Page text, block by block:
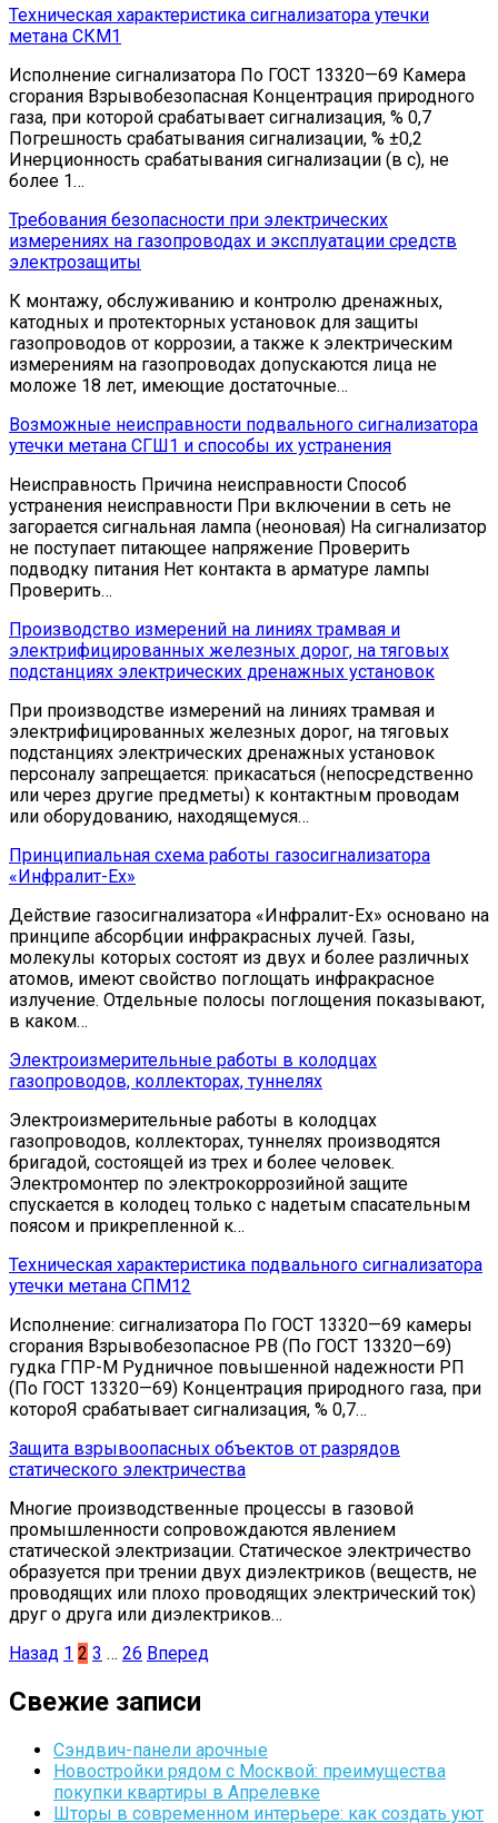
Техническая характеристика сигнализатора утечки
метана СКМ1
Исполнение сигнализатора По ГОСТ 13320—69 Камера
сгорания Взрывобезопасная Концентрация природного
газа, при которой срабатывает сигнализация, % 0,7
Погрешность срабатывания сигнализации, % ±0,2
Инерционность срабатывания сигнализации (в с), не
более 1…
Требования безопасности при электрических
измерениях на газопроводах и эксплуатации средств
электрозащиты
К монтажу, обслуживанию и контролю дренажных,
катодных и протекторных установок для защиты
газопроводов от коррозии, а также к электрическим
измерениям на газопроводах допускаются лица не
моложе 18 лет, имеющие достаточные…
Возможные неисправности подвального сигнализатора
утечки метана СГШ1 и способы их устранения
Неисправность Причина неисправности Способ
устранения неисправности При включении в сеть не
загорается сигнальная лампа (неоновая) На сигнализатор
не поступает питающее напряжение Проверить
подводку питания Нет контакта в арматуре лампы
Проверить…
Производство измерений на линиях трамвая и
электрифицированных железных дорог, на тяговых
подстанциях электрических дренажных установок
При производстве измерений на линиях трамвая и
электрифицированных железных дорог, на тяговых
подстанциях электрических дренажных установок
персоналу запрещается: прикасаться (непосредственно
или через другие предметы) к контактным проводам
или оборудованию, находящемуся…
Принципиальная схема работы газосигнализатора
«Инфралит-Ех»
Действие газосигнализатора «Инфралит-Ех» основано на
принципе абсорбции инфракрасных лучей. Газы,
молекулы которых состоят из двух и более различных
атомов, имеют свойство поглощать инфракрасное
излучение. Отдельные полосы поглощения показывают,
в каком…
Электроизмерительные работы в колодцах
газопроводов, коллекторах, туннелях
Электроизмерительные работы в колодцах
газопроводов, коллекторах, туннелях производятся
бригадой, состоящей из трех и более человек.
Электромонтер по электрокоррозийной защите
спускается в колодец только с надетым спасательным
поясом и прикрепленной к…
Техническая характеристика подвального сигнализатора
утечки метана СПМ12
Исполнение: сигнализатора По ГОСТ 13320—69 камеры
сгорания Взрывобезопасное РВ (По ГОСТ 13320—69)
гудка ГПР-М Рудничное повышенной надежности РП
(По ГОСТ 13320—69) Концентрация природного газа, при
котороЯ срабатывает сигнализация, % 0,7…
Защита взрывоопасных объектов от разрядов
статического электричества
Многие производственные процессы в газовой
промышленности сопровождаются явлением
статической электризации. Статическое электричество
образуется при трении двух диэлектриков (веществ, не
проводящих или плохо проводящих электрический ток)
друг о друга или диэлектриков…
Пагинация
записей
Назад 1 2 3 … 26 Вперед
Свежие записи
Сэндвич-панели арочные
Новостройки рядом с Москвой: преимущества
покупки квартиры в Апрелевке
Шторы в современном интерьере: как создать уют